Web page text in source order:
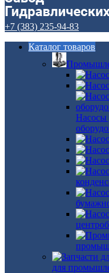
+7 (383) 235-94-83
Каталог товаров
Насосы
для